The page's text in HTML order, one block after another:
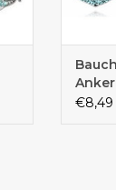
Anker
€8,49